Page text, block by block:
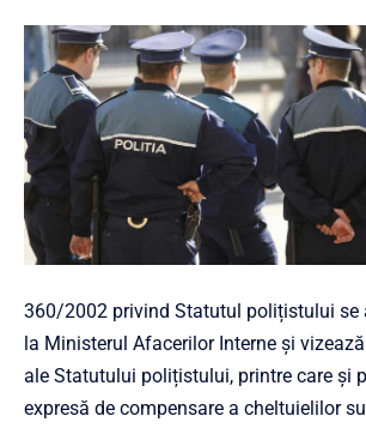
360/2002 privind Statutul polițistului se
la Ministerul Afacerilor Interne și
ale Statutului polițistului, printre care și
expresă de compensare a cheltuielilor